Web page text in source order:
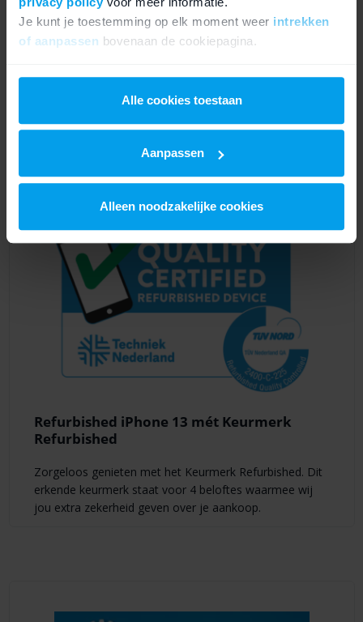
Je kunt je toestemming op elk moment weer intrekken
of aanpassen bovenaan de cookiepagina.
We werken samen met21 derdendie uw gegevens
kunnen ontvangen en verwerken.
Alle cookies toestaan
Aanpassen
Alleen noodzakelijke cookies
Opslag
128GB, 256GB en 512GB
146,7mm x 71,5mm x 7,7
mm
Refurbished iPhone 13 mét Keurmerk
Refurbished
Zorgeloos genieten met het Keurmerk Refurbished. Dit
erkende keurmerk staat voor 4 beloftes waarmee wij
jou extra zekerheid geven over je aankoop.